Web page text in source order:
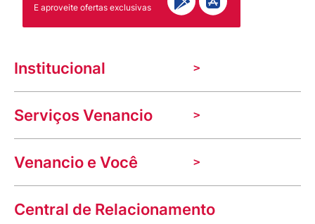
E aproveite ofertas exclusivas
Institucional
A Venancio
Trabalhe Conosco
Nossas lojas
Indique seu imóvel
Serviços Venancio
Troca e devolução
Mecânica de promoções
Dúvidas frequentes
Prazos e entregas
Venancio e Você
VClube - Programa de fidelidade
Fale com o farmacêutico
Central de Relacionamento